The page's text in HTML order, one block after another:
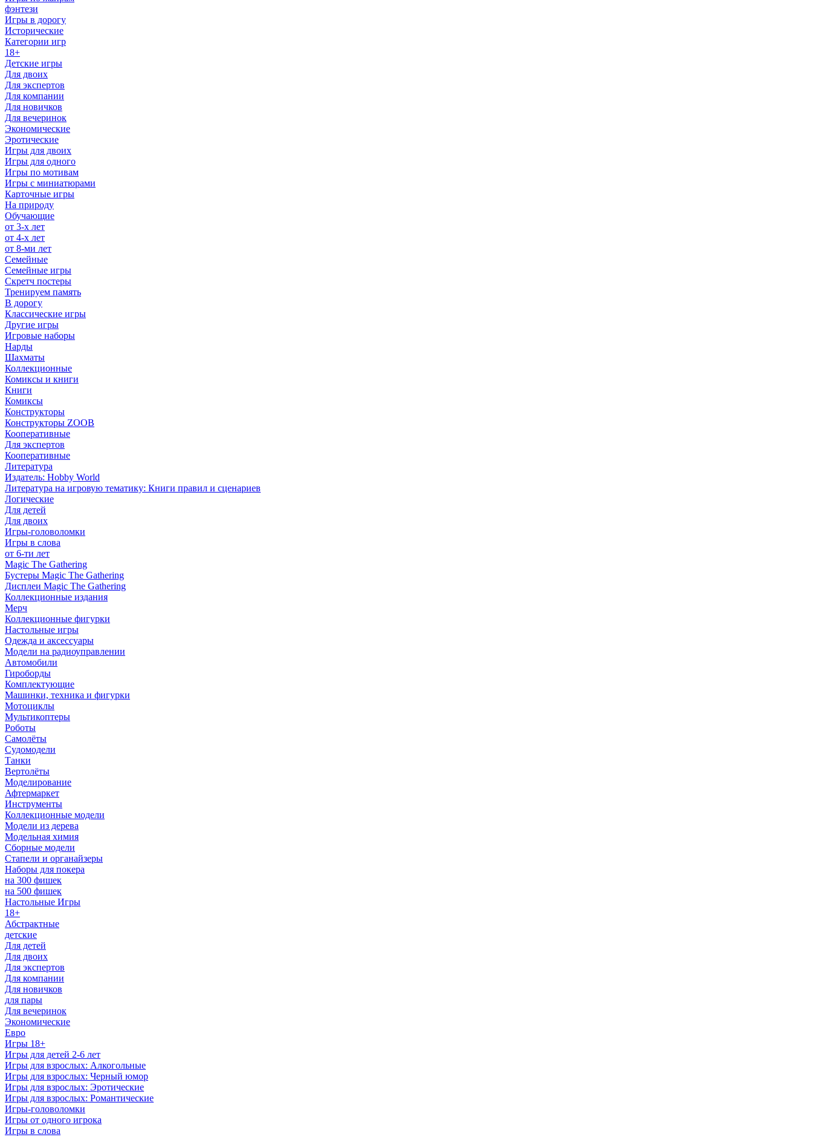
фэнтези
Игры в дорогу
Исторические
Категории игр
18+
Детские игры
Для двоих
Для экспертов
Для компании
Для новичков
Для вечеринок
Экономические
Эротические
Игры для двоих
Игры для одного
Игры по мотивам
Игры с миниатюрами
Карточные игры
На природу
Обучающие
от 3-х лет
от 4-х лет
от 8-ми лет
Семейные
Семейные игры
Скретч постеры
Тренируем память
В дорогу
Классические игры
Другие игры
Игровые наборы
Нарды
Шахматы
Коллекционные
Комиксы и книги
Книги
Комиксы
Конструкторы
Конструкторы ZOOB
Кооперативные
Для экспертов
Кооперативные
Литература
Издатель: Hobby World
Литература на игровую тематику: Книги правил и сценариев
Логические
Для детей
Для двоих
Игры-головоломки
Игры в слова
от 6-ти лет
Magic The Gathering
Бустеры Magic The Gathering
Дисплеи Magic The Gathering
Коллекционные издания
Мерч
Коллекционные фигурки
Настольные игры
Одежда и аксессуары
Модели на радиоуправлении
Автомобили
Гироборды
Комплектующие
Машинки, техника и фигурки
Мотоциклы
Мультикоптеры
Роботы
Самолёты
Судомодели
Танки
Вертолёты
Моделирование
Афтермаркет
Инструменты
Коллекционные модели
Модели из дерева
Модельная химия
Сборные модели
Стапели и органайзеры
Наборы для покера
на 300 фишек
на 500 фишек
Настольные Игры
18+
Абстрактные
детские
Для детей
Для двоих
Для экспертов
Для компании
Для новичков
для пары
Для вечеринок
Экономические
Евро
Игры 18+
Игры для детей 2-6 лет
Игры для взрослых: Алкогольные
Игры для взрослых: Черный юмор
Игры для взрослых: Эротические
Игры для взрослых: Романтические
Игры-головоломки
Игры от одного игрока
Игры в слова